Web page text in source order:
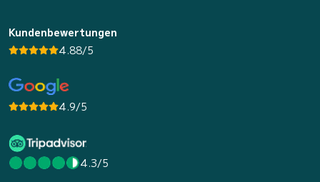
Kundenbewertungen
4.88/5
4.9/5
4.3/5